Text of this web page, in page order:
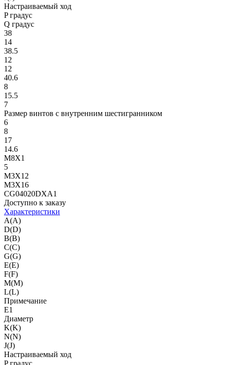
Настраиваемый ход
P градус
Q градус
38
14
38.5
12
12
40.6
8
15.5
7
Размер винтов с внутренним шестигранником
6
8
17
14.6
M8X1
5
M3X12
M3X16
CG04020DXA1
Доступно к заказу
Характеристики
A(A)
D(D)
B(B)
C(C)
G(G)
E(E)
F(F)
M(M)
L(L)
Примечание
E1
Диаметр
K(K)
N(N)
J(J)
Настраиваемый ход
P градус